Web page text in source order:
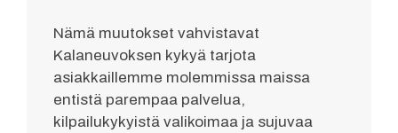
Nämä muutokset vahvistavat
Kalaneuvoksen kykyä tarjota
asiakkaillemme molemmissa maissa
entistä parempaa palvelua,
kilpailukykyistä valikoimaa ja sujuvaa